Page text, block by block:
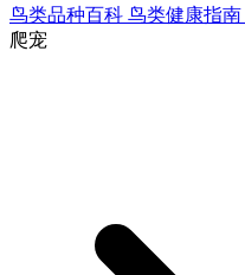
鸟类品种百科 鸟类健康指南
爬宠